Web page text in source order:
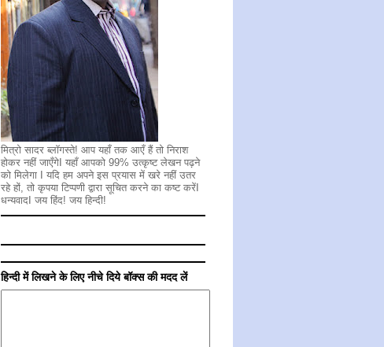
मित्रो सादर ब्लॉगस्ते! आप यहाँ तक आएँ हैं तो निराश
होकर नहीं जाएँगेI यहाँ आपको 99% उत्कृष्ट लेखन पढ़ने
को मिलेगा I यदि हम अपने इस प्रयास में खरे नहीं उतर
रहे हों, तो कृपया टिप्पणी द्वारा सूचित करने का कष्ट करेंI
धन्यवादI जय हिंद! जय हिन्दी!
हिन्दी में लिखने के लिए नीचे दिये बॉक्स की मदद लें